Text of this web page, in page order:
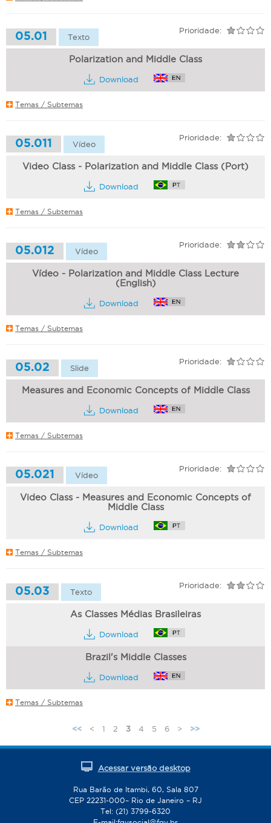
05.01 Texto
Prioridade:
Polarization and Middle Class
Download
Temas / Subtemas
05.011 Vídeo
Prioridade:
Video Class - Polarization and Middle Class (Port)
Download
Temas / Subtemas
05.012 Vídeo
Prioridade:
Vídeo - Polarization and Middle Class Lecture
(English)
Download
Temas / Subtemas
05.02 Slide
Prioridade:
Measures and Economic Concepts of Middle Class
Download
Temas / Subtemas
05.021 Vídeo
Prioridade:
Video Class - Measures and Economic Concepts of
Middle Class
Download
Temas / Subtemas
05.03 Texto
Prioridade:
As Classes Médias Brasileiras
Download
Brazil's Middle Classes
Download
Temas / Subtemas
á
<< < 1 2 3 4 5 6 > >>
Acessar versão desktop
Rua Barão de Itambi, 60, Sala 807
CEP 22231-000– Rio de Janeiro – RJ
Tel: (21) 3799-6320